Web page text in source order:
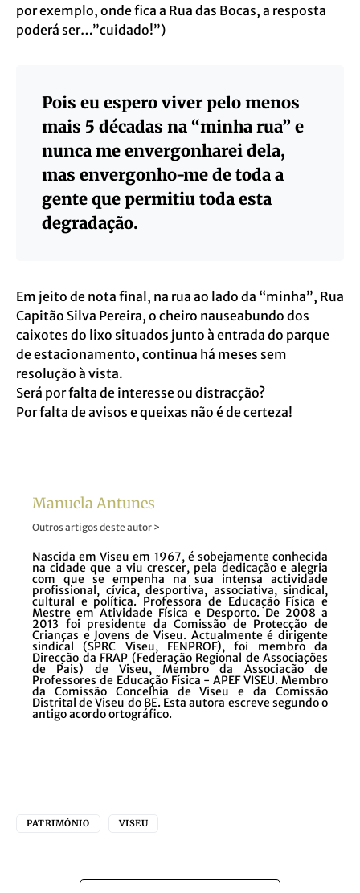
por exemplo, onde fica a Rua das Bocas, a resposta
poderá ser…”cuidado!”)
Pois eu espero viver pelo menos
mais 5 décadas na “minha rua” e
nunca me envergonharei dela,
mas envergonho-me de toda a
gente que permitiu toda esta
degradação.
Em jeito de nota final, na rua ao lado da “minha”, Rua
Capitão Silva Pereira, o cheiro nauseabundo dos
caixotes do lixo situados junto à entrada do parque
de estacionamento, continua há meses sem
resolução à vista.
Será por falta de interesse ou distracção?
Por falta de avisos e queixas não é de certeza!
Manuela Antunes
Outros artigos deste autor >
Nascida em Viseu em 1967, é sobejamente conhecida
na cidade que a viu crescer, pela dedicação e alegria
com que se empenha na sua intensa actividade
profissional, cívica, desportiva, associativa, sindical,
cultural e política. Professora de Educação Física e
Mestre em Atividade Física e Desporto. De 2008 a
2013 foi presidente da Comissão de Protecção de
Crianças e Jovens de Viseu. Actualmente é dirigente
sindical (SPRC Viseu, FENPROF), foi membro da
Direcção da FRAP (Federação Regional de Associações
de Pais) de Viseu, Membro da Associação de
Professores de Educação Física - APEF VISEU. Membro
da Comissão Concelhia de Viseu e da Comissão
Distrital de Viseu do BE. Esta autora escreve segundo o
antigo acordo ortográfico.
PATRIMÓNIO VISEU